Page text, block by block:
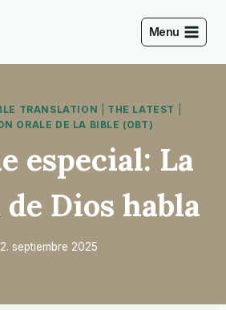
Menu
TRANSLATION THE LATEST
ORALE DE LA BIBLE (OBT)
especial: La
Dios habla
septiembre 2025